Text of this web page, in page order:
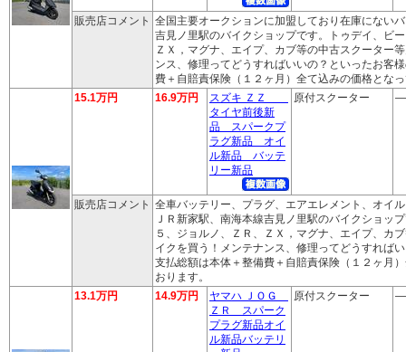
販売店コメント 全国主要オークションに加盟しており在庫にない
吉見ノ里駅のバイクショップです。トゥデイ、ビ
ＺＸ，マグナ、エイプ、カブ等の中古スクーター
ンス、修理ってどうすればいいの？といったお客
費＋自賠責保険（１２ヶ月）全て込みの価格とな
15.1万円
16.9万円
スズキ ＺＺ
タイヤ前後新
品 スパークプ
ラグ新品 オイ
ル新品 バッテ
リー新品
原付スクーター ―
販売店コメント 全車バッテリー、プラグ、エアエレメント、オイ
ＪＲ新家駅、南海本線吉見ノ里駅のバイクショッ
５、ジョルノ、ＺＲ、ＺＸ，マグナ、エイプ、カ
イクを買う！メンテナンス、修理ってどうすれば
支払総額は本体＋整備費＋自賠責保険（１２ヶ月
おります。
13.1万円
14.9万円
ヤマハ ＪＯＧ
ＺＲ スパーク
プラグ新品オイ
ル新品バッテリ
原付スクーター ―